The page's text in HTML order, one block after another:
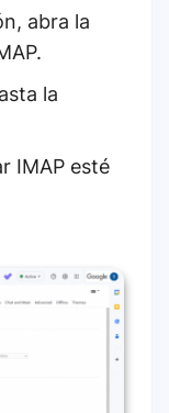
abra la
la
IMAP esté